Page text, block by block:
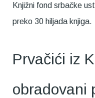
Knjižni fond srbačke
preko 30 hiljada knjiga.
Prvačići iz
obradovani